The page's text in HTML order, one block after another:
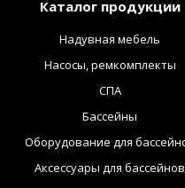
Каталог продукции
Надувная мебель
Насосы, ремкомплекты
СПА
Бассейны
Оборудование для
Аксессуары для бассейнов